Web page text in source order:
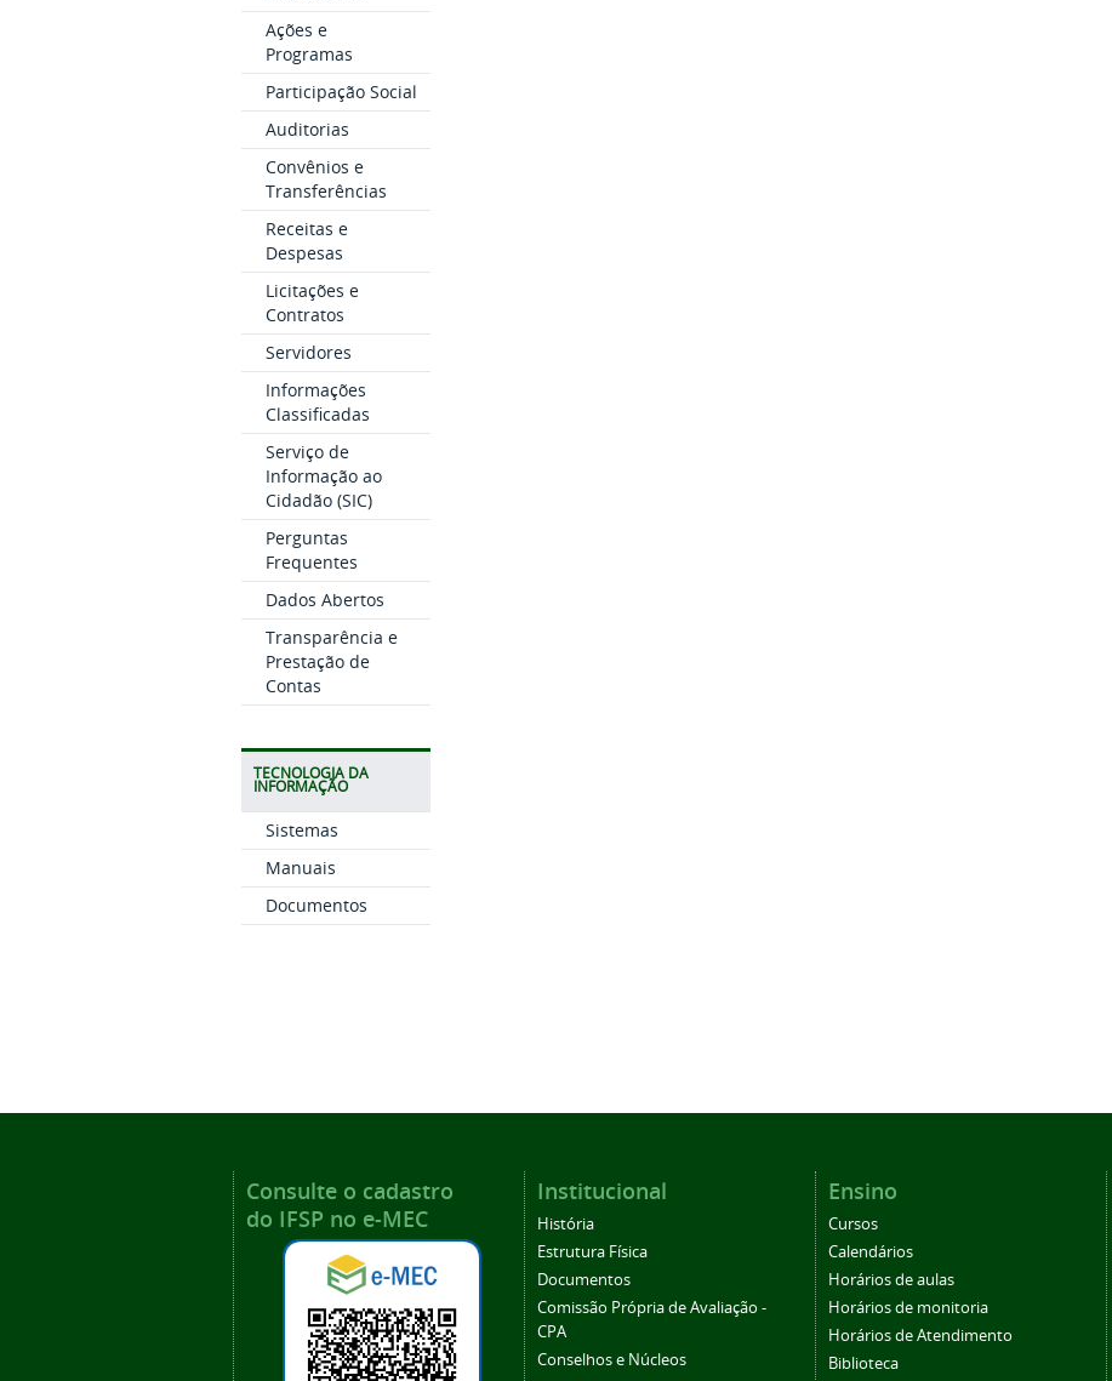
Ações e
Programas
Participação Social
Auditorias
Convênios e
Transferências
Receitas e
Despesas
Licitações e
Contratos
Servidores
Informações
Classificadas
Serviço de
Informação ao
Cidadão (SIC)
Perguntas
Frequentes
Dados Abertos
Transparência e
Prestação de
Contas
TECNOLOGIA DA
INFORMAÇÃO
Sistemas
Manuais
Documentos
Consulte o cadastro
do IFSP no e-MEC
Institucional
História
Estrutura Física
Documentos
Comissão Própria de Avaliação -
CPA
Conselhos e Núcleos
Ensino
Cursos
Calendários
Horários de aulas
Horários de monitoria
Horários de Atendimento
Biblioteca